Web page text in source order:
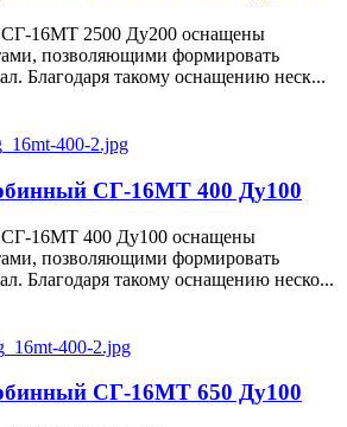
СГ-16МТ 2500 Ду200 оснащены
позволяющими формировать
Благодаря такому оснащению неск...
СГ-16МТ 400 Ду100
СГ-16МТ 400 Ду100 оснащены
позволяющими формировать
Благодаря такому оснащению неско...
СГ-16МТ 650 Ду100